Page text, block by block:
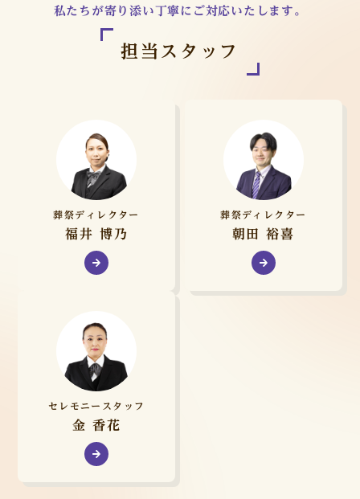
私たちが寄り添い丁寧にご対応いたします。
担当スタッフ
葬祭ディレクター
福井 博乃
葬祭ディレクター
朝田 裕喜
セレモニースタッフ
金 香花